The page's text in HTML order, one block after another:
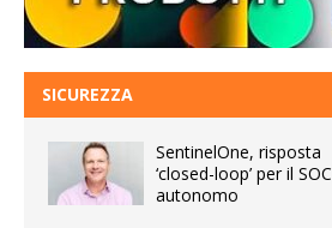
SICUREZZA
SentinelOne, risposta
‘closed-loop’ per il SOC
autonomo